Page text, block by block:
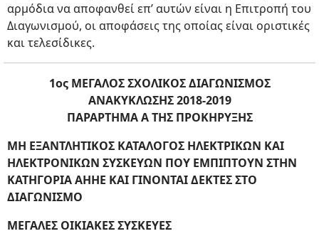
αρμόδια να αποφανθεί επ’ αυτών είναι η Επιτροπή του
Διαγωνισμού, οι αποφάσεις της οποίας είναι οριστικές
και τελεσίδικες.
1ος ΜΕΓΑΛΟΣ ΣΧΟΛΙΚΟΣ ΔΙΑΓΩΝΙΣΜΟΣ
ΑΝΑΚΥΚΛΩΣΗΣ 2018-2019
ΠΑΡΑΡΤΗΜΑ Α ΤΗΣ ΠΡΟΚΗΡΥΞΗΣ
ΜΗ ΕΞΑΝΤΛΗΤΙΚΟΣ ΚΑΤΑΛΟΓΟΣ ΗΛΕΚΤΡΙΚΩΝ ΚΑΙ
ΗΛΕΚΤΡΟΝΙΚΩΝ ΣΥΣΚΕΥΩΝ ΠΟΥ ΕΜΠΙΠΤΟΥΝ ΣΤΗΝ
ΚΑΤΗΓΟΡΙΑ ΑΗΗΕ ΚΑΙ ΓΙΝΟΝΤΑΙ ΔΕΚΤΕΣ ΣΤΟ
ΔΙΑΓΩΝΙΣΜΟ
ΜΕΓΑΛΕΣ ΟΙΚΙΑΚΕΣ ΣΥΣΚΕΥΕΣ